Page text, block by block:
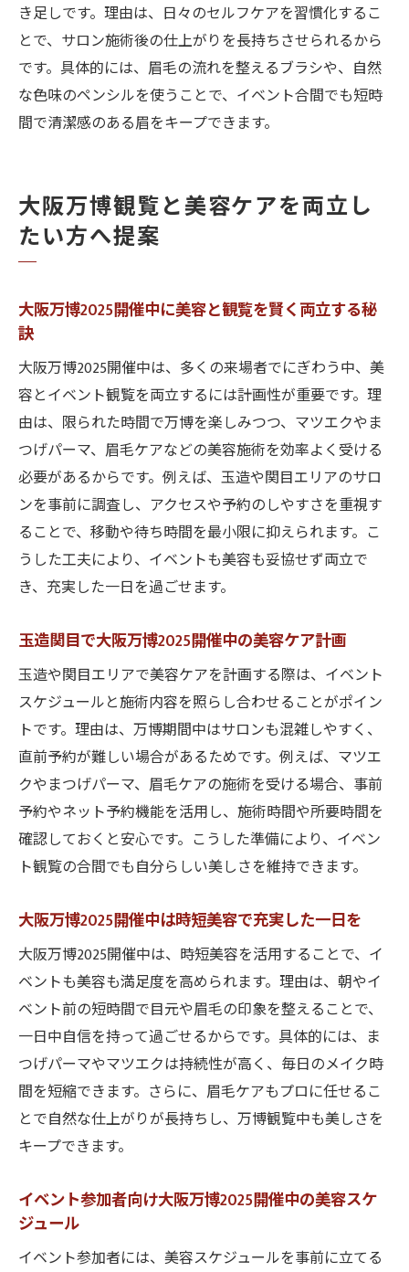
き足しです。理由は、日々のセルフケアを習慣化するこ
とで、サロン施術後の仕上がりを長持ちさせられるから
です。具体的には、眉毛の流れを整えるブラシや、自然
な色味のペンシルを使うことで、イベント合間でも短時
間で清潔感のある眉をキープできます。
大阪万博観覧と美容ケアを両立し
たい方へ提案
大阪万博2025開催中に美容と観覧を賢く両立する秘
訣
大阪万博2025開催中は、多くの来場者でにぎわう中、美
容とイベント観覧を両立するには計画性が重要です。理
由は、限られた時間で万博を楽しみつつ、マツエクやま
つげパーマ、眉毛ケアなどの美容施術を効率よく受ける
必要があるからです。例えば、玉造や関目エリアのサロ
ンを事前に調査し、アクセスや予約のしやすさを重視す
ることで、移動や待ち時間を最小限に抑えられます。こ
うした工夫により、イベントも美容も妥協せず両立で
き、充実した一日を過ごせます。
玉造関目で大阪万博2025開催中の美容ケア計画
玉造や関目エリアで美容ケアを計画する際は、イベント
スケジュールと施術内容を照らし合わせることがポイン
トです。理由は、万博期間中はサロンも混雑しやすく、
直前予約が難しい場合があるためです。例えば、マツエ
クやまつげパーマ、眉毛ケアの施術を受ける場合、事前
予約やネット予約機能を活用し、施術時間や所要時間を
確認しておくと安心です。こうした準備により、イベン
ト観覧の合間でも自分らしい美しさを維持できます。
大阪万博2025開催中は時短美容で充実した一日を
大阪万博2025開催中は、時短美容を活用することで、イ
ベントも美容も満足度を高められます。理由は、朝やイ
ベント前の短時間で目元や眉毛の印象を整えることで、
一日中自信を持って過ごせるからです。具体的には、ま
つげパーマやマツエクは持続性が高く、毎日のメイク時
間を短縮できます。さらに、眉毛ケアもプロに任せるこ
とで自然な仕上がりが長持ちし、万博観覧中も美しさを
キープできます。
イベント参加者向け大阪万博2025開催中の美容スケ
ジュール
イベント参加者には、美容スケジュールを事前に立てる